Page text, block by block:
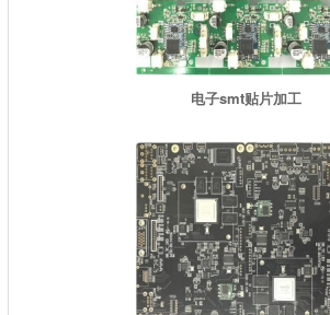
电子smt贴片加工